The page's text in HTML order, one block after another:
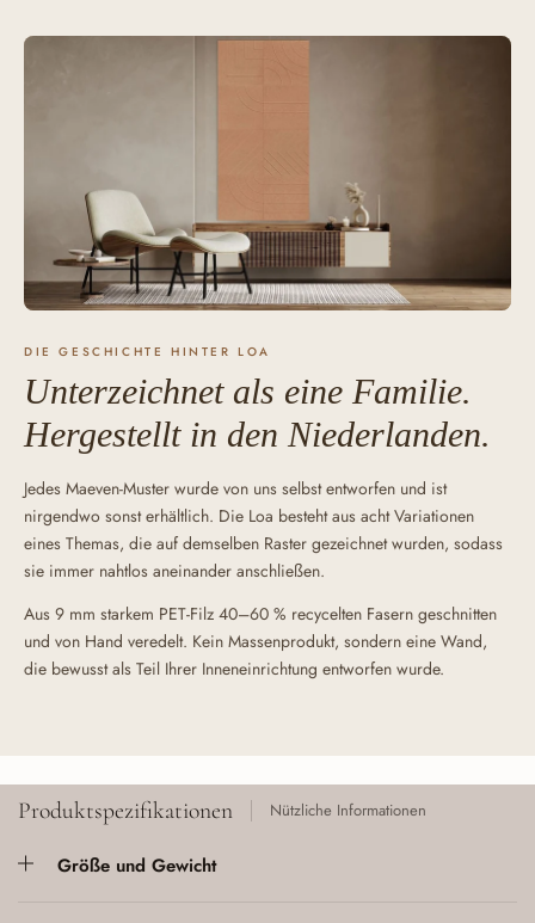
DIE GESCHICHTE HINTER LOA
Unterzeichnet als eine Familie.
Hergestellt in den Niederlanden.
Jedes Maeven-Muster wurde von uns selbst entworfen und ist
nirgendwo sonst erhältlich. Die Loa besteht aus acht Variationen
eines Themas, die auf demselben Raster gezeichnet wurden, sodass
sie immer nahtlos aneinander anschließen.
Aus 9 mm starkem PET-Filz 40–60 % recycelten Fasern geschnitten
und von Hand veredelt. Kein Massenprodukt, sondern eine Wand,
die bewusst als Teil Ihrer Inneneinrichtung entworfen wurde.
Produktspezifikationen Nützliche Informationen
Größe und Gewicht